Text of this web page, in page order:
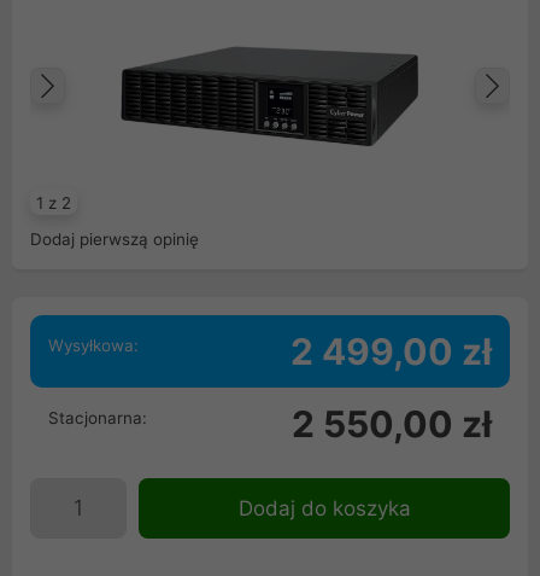
1 z 2
Poprzedni
Dodaj pierwszą opinię
Wysyłkowa: 2 499,00 zł
Stacjonarna: 2 550,00 zł
Dodaj do koszyka